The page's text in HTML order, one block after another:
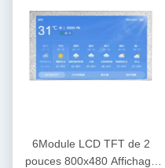
6Module LCD TFT de 2
pouces 800x480 Affichage